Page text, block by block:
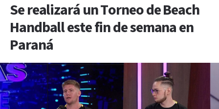
Se realizará un Torneo de Beach
Handball este fin de semana en
Paraná